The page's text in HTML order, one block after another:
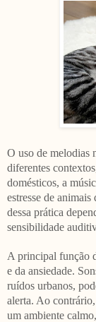
O uso de melodias
diferentes
domésticos, a
estresse de
dessa prática
sensibilidade
A principal função
e da ansiedade.
ruídos urbanos,
alerta. Ao
um ambiente